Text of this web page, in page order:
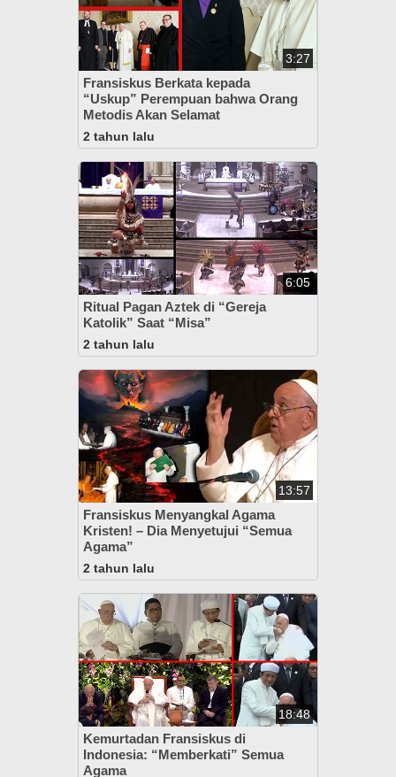
3:27
Fransiskus Berkata kepada
“Uskup” Perempuan bahwa Orang
Metodis Akan Selamat
2 tahun lalu
6:05
Ritual Pagan Aztek di “Gereja
Katolik” Saat “Misa”
2 tahun lalu
13:57
Fransiskus Menyangkal Agama
Kristen! – Dia Menyetujui “Semua
Agama”
2 tahun lalu
18:48
Kemurtadan Fransiskus di
Indonesia: “Memberkati” Semua
Agama